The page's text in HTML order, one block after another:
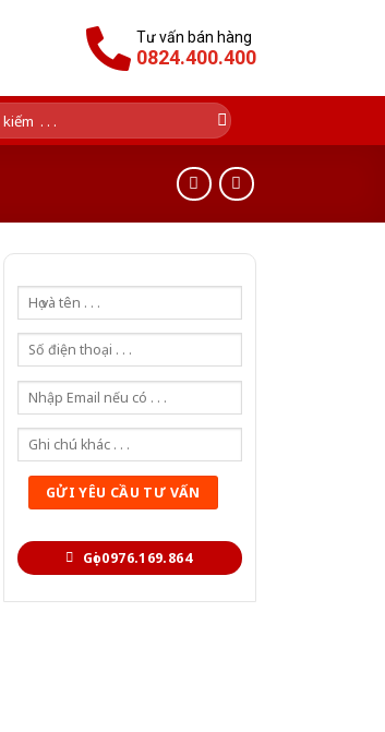
Tư vấn bán hàng
0824.400.400
Gọi 0976.169.864